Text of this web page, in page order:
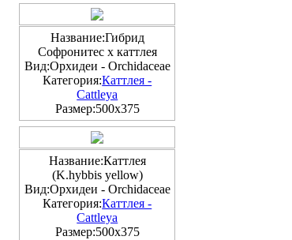
Название:Гибрид
Софронитес х каттлея
Вид:Орхидеи - Orchidaceae
Категория:Каттлея -
Cattleya
Размер:500x375
Название:Каттлея
(K.hybbis yellow)
Вид:Орхидеи - Orchidaceae
Категория:Каттлея -
Cattleya
Размер:500x375